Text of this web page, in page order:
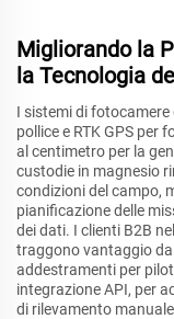
Migliorando la
la Tecnologia
I sistemi di fotocamere
pollice e RTK GPS per
al centimetro per la
custodie in magnesio
condizioni del campo,
pianificazione delle
dei dati. I clienti B2B
traggono vantaggio
addestramenti per
integrazione API, per
di rilevamento